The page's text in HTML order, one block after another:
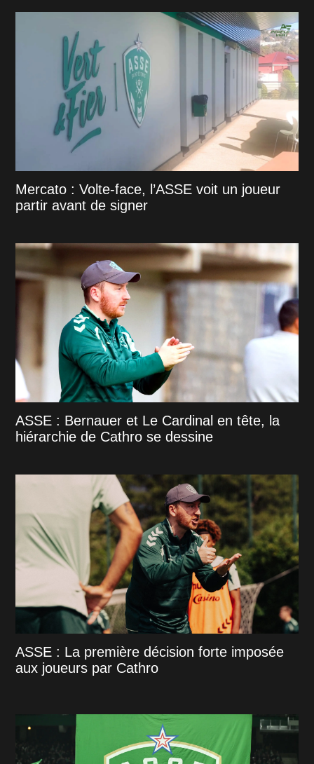
Mercato : Volte-face, l’ASSE voit un joueur
partir avant de signer
ASSE : Bernauer et Le Cardinal en tête, la
hiérarchie de Cathro se dessine
ASSE : La première décision forte imposée
aux joueurs par Cathro